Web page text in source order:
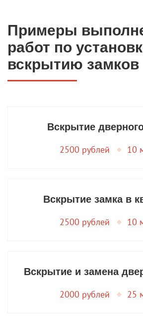
Примеры
работ по
вскрытию замков
Вскрытие
2500 рублей 10
Вскрытие замка в
2500 рублей 10
Вскрытие и замена
2000 рублей 25